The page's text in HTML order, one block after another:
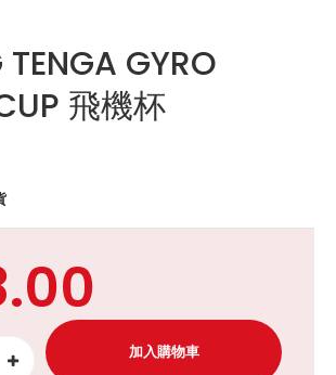
TENGA GYRO
飛機杯